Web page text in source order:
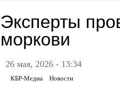
Эксперты
моркови
26 мая, 2026 - 13:34
КБР-Медиа Новости